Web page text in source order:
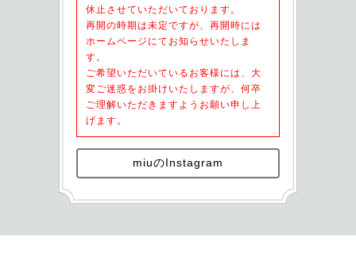
休止させていただいております。
再開の時期は未定ですが、再開時には
ホームページにてお知らせいたしま
す。
ご希望いただいているお客様には、大
変ご迷惑をお掛けいたしますが、何卒
ご理解いただきますようお願い申し上
げます。
miuのInstagram